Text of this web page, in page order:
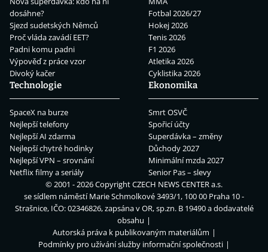
dosáhne?
Sjezd sudetských Němců
Proč vláda zavádí EET?
Padni komu padni
Výpověď z práce vzor
Divoký kačer
Fotbal 2026/27
Hokej 2026
Tenis 2026
F1 2026
Atletika 2026
Cyklistika 2026
Technologie
SpaceX na burze
Nejlepší telefony
Nejlepší AI zdarma
Nejlepší chytré hodinky
Nejlepší VPN – srovnání
Netflix filmy a seriály
Ekonomika
Smrt OSVČ
Spořicí účty
Superdávka – změny
Důchody 2027
Minimální mzda 2027
Senior Pas – slevy
© 2001 - 2026 CopyrightCZECH NEWS CENTER a.s.
se sídlem náměstí Marie Schmolkové 3493/1, 100 00 Praha 10 -
Strašnice, IČO: 02346826, zapsána v OR, sp.zn. B 19490 a dodavatelé
obsahu
Autorská práva k publikovaným materiálům
Podmínky pro užívání služby informační společnosti